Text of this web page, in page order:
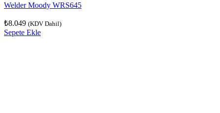
Welder Moody WRS645
₺8.049 (KDV Dahil)
Sepete Ekle